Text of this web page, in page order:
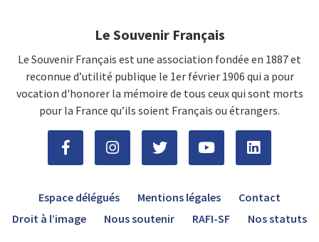
Le Souvenir Français
Le Souvenir Français est une association fondée en 1887 et
reconnue d’utilité publique le 1er février 1906 qui a pour
vocation d'honorer la mémoire de tous ceux qui sont morts
pour la France qu’ils soient Français ou étrangers.
Espace délégués Mentions légales
Contact
Droit à l’image
Nous soutenir RAFI-SF Nos statuts